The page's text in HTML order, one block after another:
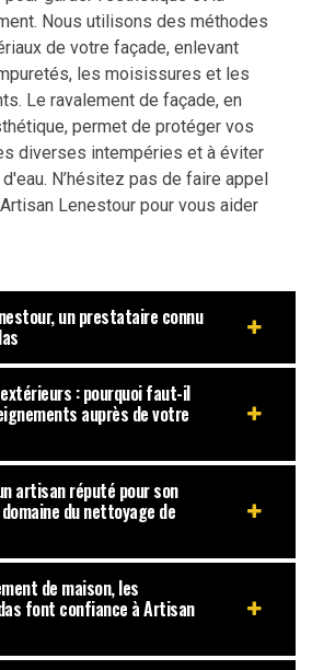
Nous utilisons des méthodes
de votre façade, enlevant
les moisissures et les
Le ravalement de façade, en
permet de protéger vos
diverses intempéries et à éviter
N’hésitez pas de faire appel
Lenestour pour vous aider
un prestataire connu
: pourquoi faut-il
auprès de votre
artisan réputé pour son
du nettoyage de
de maison, les
font confiance à Artisan